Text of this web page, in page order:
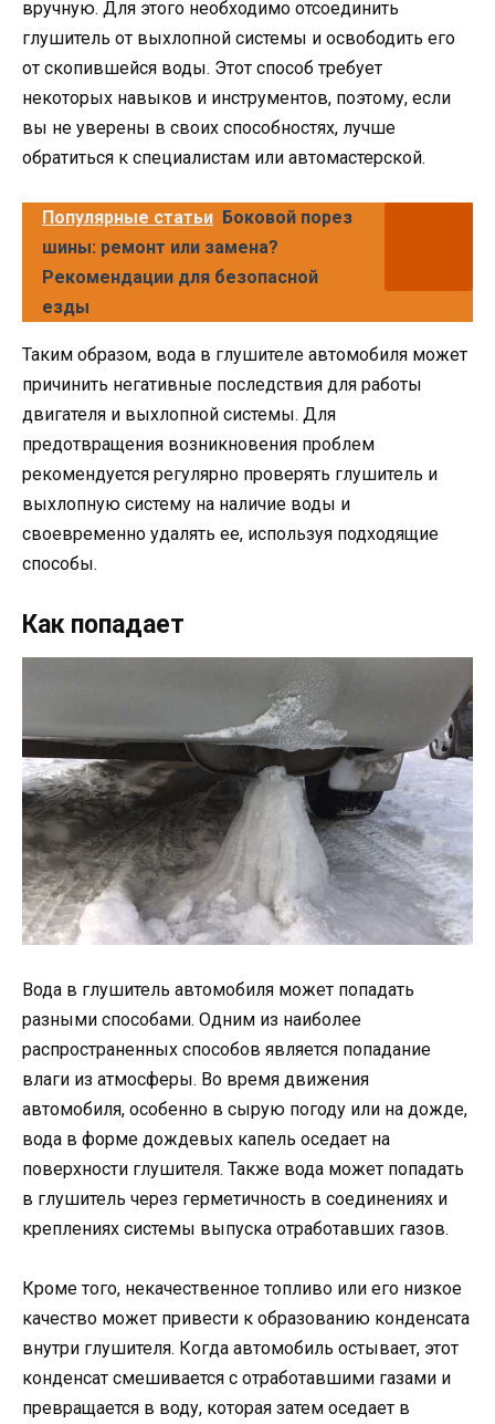
вручную. Для этого необходимо отсоединить
глушитель от выхлопной системы и освободить его
от скопившейся воды. Этот способ требует
некоторых навыков и инструментов, поэтому, если
вы не уверены в своих способностях, лучше
обратиться к специалистам или автомастерской.
Популярные статьи Боковой порез
шины: ремонт или замена?
Рекомендации для безопасной
езды
Таким образом, вода в глушителе автомобиля может
причинить негативные последствия для работы
двигателя и выхлопной системы. Для
предотвращения возникновения проблем
рекомендуется регулярно проверять глушитель и
выхлопную систему на наличие воды и
своевременно удалять ее, используя подходящие
способы.
Как попадает
Вода в глушитель автомобиля может попадать
разными способами. Одним из наиболее
распространенных способов является попадание
влаги из атмосферы. Во время движения
автомобиля, особенно в сырую погоду или на дожде,
вода в форме дождевых капель оседает на
поверхности глушителя. Также вода может попадать
в глушитель через герметичность в соединениях и
креплениях системы выпуска отработавших газов.
Кроме того, некачественное топливо или его низкое
качество может привести к образованию конденсата
внутри глушителя. Когда автомобиль остывает, этот
конденсат смешивается с отработавшими газами и
превращается в воду, которая затем оседает в